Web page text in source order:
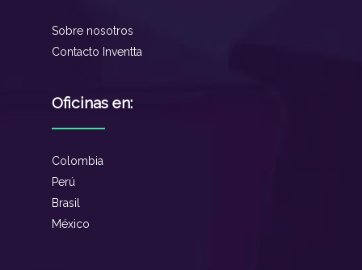
Sobre nosotros
Contacto Inventta
Oficinas en:
Colombia
Perú
Brasil
México